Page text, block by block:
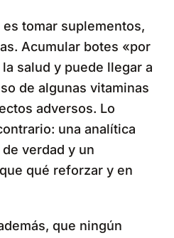
tomar suplementos,
Acumular botes «por
salud y puede llegar a
de algunas vitaminas
adversos. Lo
una analítica
verdad y un
qué reforzar y en
que ningún